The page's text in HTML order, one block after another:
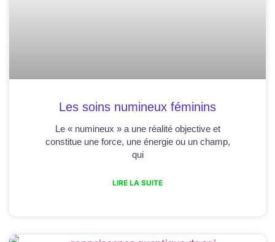
Les soins numineux féminins
Le « numineux » a une réalité objective et
constitue une force, une énergie ou un champ,
qui
LIRE LA SUITE